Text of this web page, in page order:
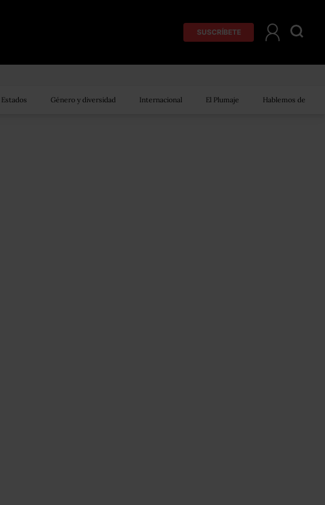
SUSCRÍBETE
Estados Género y diversidad Internacional El Plumaje Hablemos de